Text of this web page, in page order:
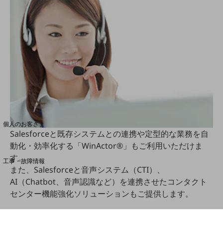
ご契約中サービスの一元管理
Web明細(ビリングステーション)
料金分析(ご利用料金管理サービス)
Web明細(My docomo)
個人のお客さま
NTTドコモ
OCNなど
工事・故障情報
お客さまサポートサイト
SDPFナレッジセンター
Salesforceと既存システムとの連携や定型的な業務を自
動化・効率化する「WinActor®」もご利用いただけま
す。
また、Salesforceと音声システム（CTI）、
AI（Chatbot、音声認識など）を連携させたコンタクト
センター機能強化ソリューションもご提供します。